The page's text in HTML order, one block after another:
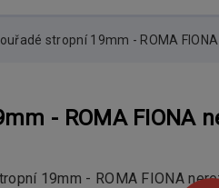
stropní 19mm - ROMA
- ROMA FIONA